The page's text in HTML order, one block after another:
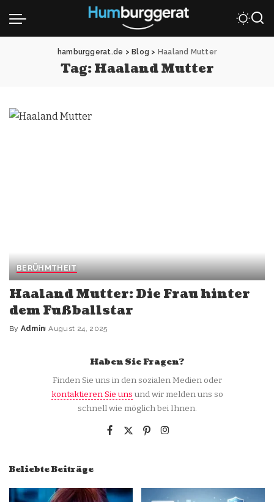
hamburggerat.de > Blog > Haaland Mutter
Tag:Haaland Mutter
BERÜHMTHEIT
Haaland Mutter: Die Frau hinter
dem Fußballstar
Posted
By Admin August 24, 2025
Haben Sie Fragen?
Finden Sie uns in den sozialen Medien oder
kontaktieren Sie uns und wir melden uns so
schnell wie möglich bei Ihnen.
Beliebte Beiträge